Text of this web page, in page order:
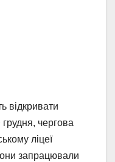
відкривати
чергова
ліцеї
запрацювали